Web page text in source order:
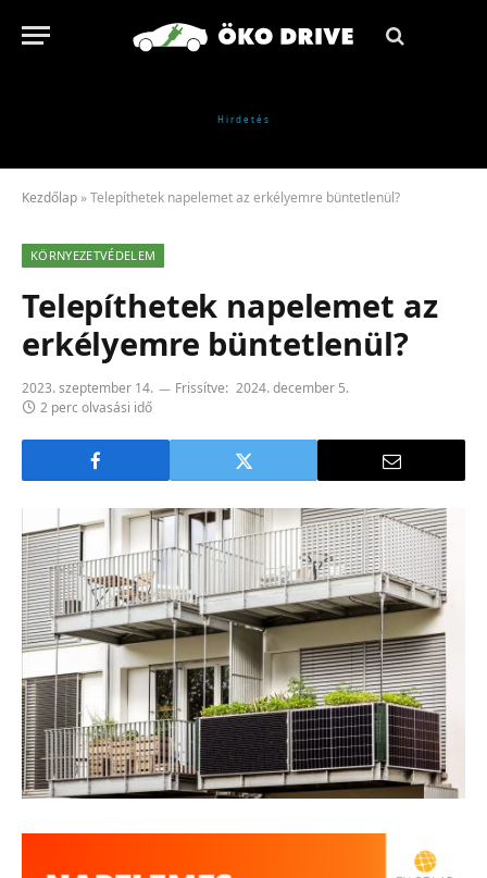
Kezdőlap »Telepíthetek napelemet az erkélyemre büntetlenül?
KÖRNYEZETVÉDELEM
Telepíthetek napelemet az
erkélyemre büntetlenül?
2023. szeptember 14. Frissítve: 2024. december 5.
2 perc olvasási idő